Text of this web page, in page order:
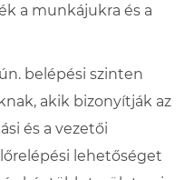
a munkájukra és a
belépési szinten
akik bizonyítják az
és a vezetői
lehetőséget